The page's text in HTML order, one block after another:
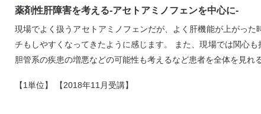
薬剤性肝障害を考える‐アセトアミノフェンを中心に‐
現場でよく扱うアセトアミノフェンだが、よく肝機能が上がっ
チもしやすくなってきたように感じます。 また、現場では関心
胆管系の疾患の増悪などの可能性も考えるなど患者を全体を見
【1単位】 【2018年11月受講】